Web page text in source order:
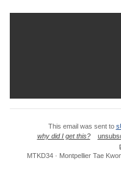
This email was sent to
why did I get this?
MTKD34 · Montpellier Tae